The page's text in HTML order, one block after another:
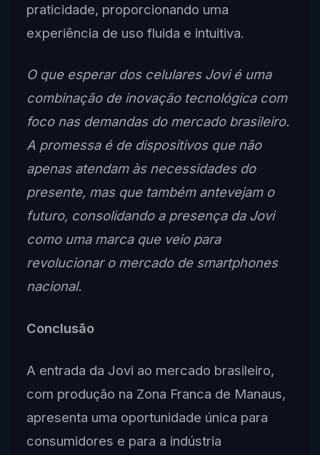
praticidade, proporcionando uma
experiência de uso fluida e intuitiva.
O que esperar dos celulares Jovi é uma
combinação de inovação tecnológica com
foco nas demandas do mercado brasileiro.
A promessa é de dispositivos que não
apenas atendam às necessidades do
presente, mas que também antevejam o
futuro, consolidando a presença da Jovi
como uma marca que veio para
revolucionar o mercado de smartphones
nacional.
Conclusão
A entrada da Jovi ao mercado brasileiro,
com produção na Zona Franca de Manaus,
apresenta uma oportunidade única para
consumidores e para a indústria